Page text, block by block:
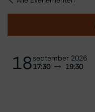
18september 2026
17:30
19:30